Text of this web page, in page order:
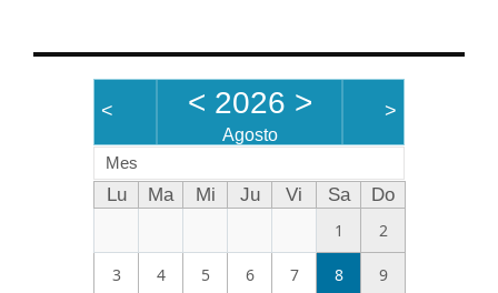
< < 2026 >
Agosto
>
Mes
Lu Ma Mi Ju Vi Sa
Do
1
2
3 4 5 6 7 8 9